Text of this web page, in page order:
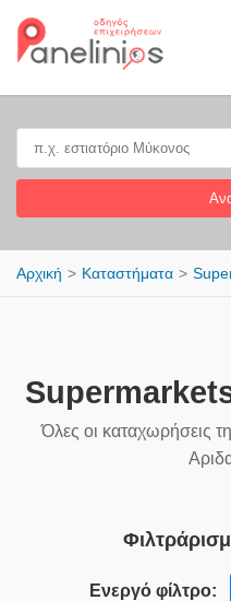
Αρχική Καταστήματα
Όλες οι καταχωρήσεις
Ενεργό φίλτρο: